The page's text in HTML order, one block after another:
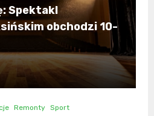
Spektakl
obchodzi 10-
Remonty Sport